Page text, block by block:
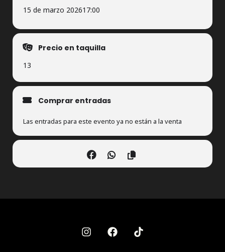
15 de marzo 202617:00
Precio en taquilla
13
Comprar entradas
Las entradas para este evento ya no están a la venta